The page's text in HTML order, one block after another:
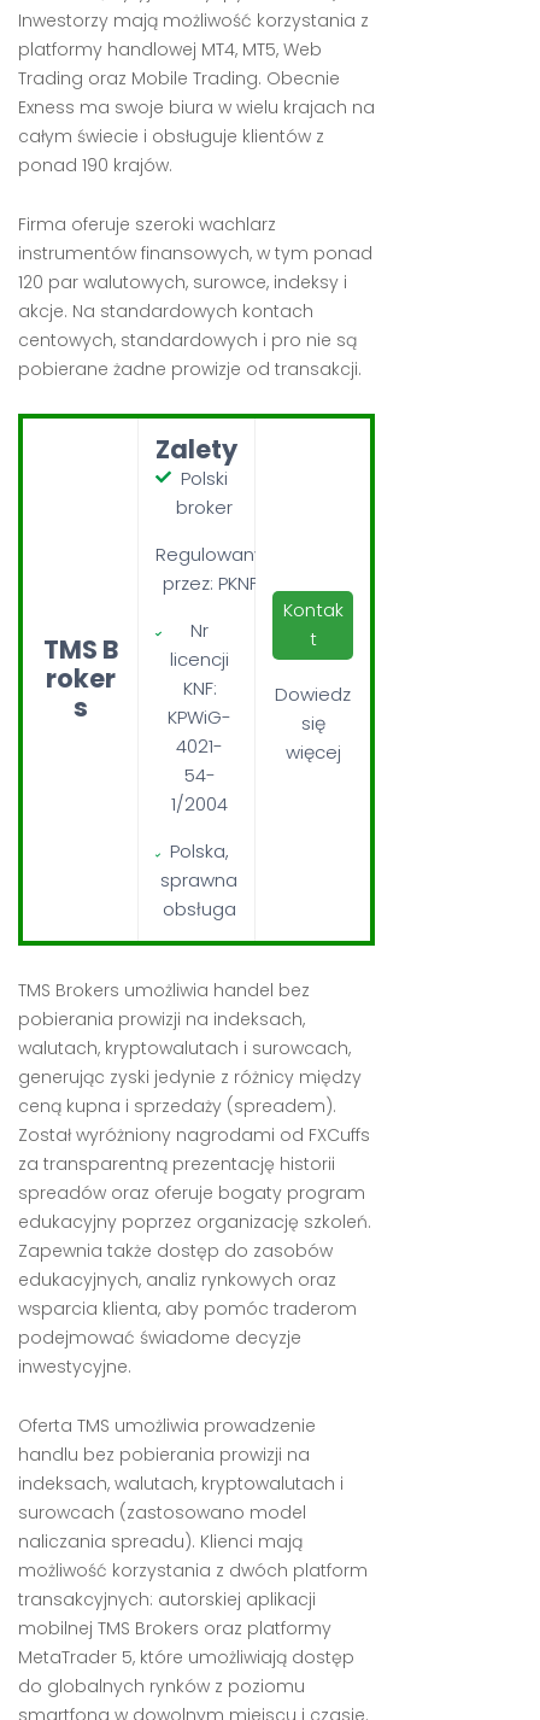
Inwestorzy mają możliwość korzystania z
platformy handlowej MT4, MT5, Web
Trading oraz Mobile Trading. Obecnie
Exness ma swoje biura w wielu krajach na
całym świecie i obsługuje klientów z
ponad 190 krajów.
Firma oferuje szeroki wachlarz
instrumentów finansowych, w tym ponad
120 par walutowych, surowce, indeksy i
akcje. Na standardowych kontach
centowych, standardowych i pro nie są
pobierane żadne prowizje od transakcji.
TMS B
roker
s
Zalety
Polski
broker
Regulowany
przez: PKNF
Nr
licencji
KNF:
KPWiG-
4021-
54-
1/2004
Polska,
sprawna
obsługa
Kontak
t
Dowiedz
się
więcej
TMS Brokers umożliwia handel bez
pobierania prowizji na indeksach,
walutach, kryptowalutach i surowcach,
generując zyski jedynie z różnicy między
ceną kupna i sprzedaży (spreadem).
Został wyróżniony nagrodami od FXCuffs
za transparentną prezentację historii
spreadów oraz oferuje bogaty program
edukacyjny poprzez organizację szkoleń.
Zapewnia także dostęp do zasobów
edukacyjnych, analiz rynkowych oraz
wsparcia klienta, aby pomóc traderom
podejmować świadome decyzje
inwestycyjne.
Oferta TMS umożliwia prowadzenie
handlu bez pobierania prowizji na
indeksach, walutach, kryptowalutach i
surowcach (zastosowano model
naliczania spreadu). Klienci mają
możliwość korzystania z dwóch platform
transakcyjnych: autorskiej aplikacji
mobilnej TMS Brokers oraz platformy
MetaTrader 5, które umożliwiają dostęp
do globalnych rynków z poziomu
smartfona w dowolnym miejscu i czasie.